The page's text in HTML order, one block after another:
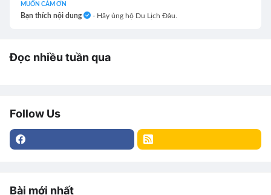
MUỐN CẢM ƠN
Bạn thích nội dung - Hãy ủng hộ Du Lịch Đâu.
Đọc nhiều tuần qua
Follow Us
Bài mới nhất